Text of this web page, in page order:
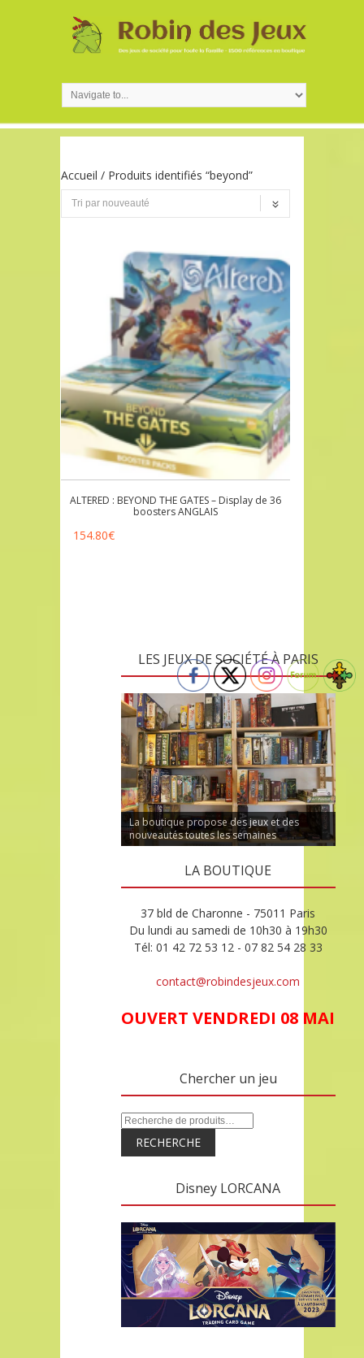
Accueil / Produits identifiés “beyond”
ALTERED : BEYOND THE GATES – Display de 36
boosters ANGLAIS
154.80€
LES JEUX DE SOCIÉTÉ À PARIS
La boutique propose des jeux et des
nouveautés toutes les semaines
LA BOUTIQUE
37 bld de Charonne - 75011 Paris
Du lundi au samedi de 10h30 à 19h30
Tél: 01 42 72 53 12 - 07 82 54 28 33
contact@robindesjeux.com
OUVERT VENDREDI 08 MAI
Chercher un jeu
RECHERCHE
Disney LORCANA